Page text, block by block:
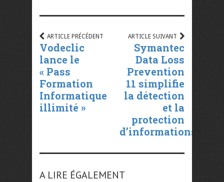
ARTICLE PRÉCÉDENT
Vodeclic
lance le
« Pass
Formation
Informatique
illimité »
ARTICLE SUIVANT
Symantec
Data Loss
Prevention
11 simplifie
la détection
et la
protection
d’informations
A LIRE ÉGALEMENT